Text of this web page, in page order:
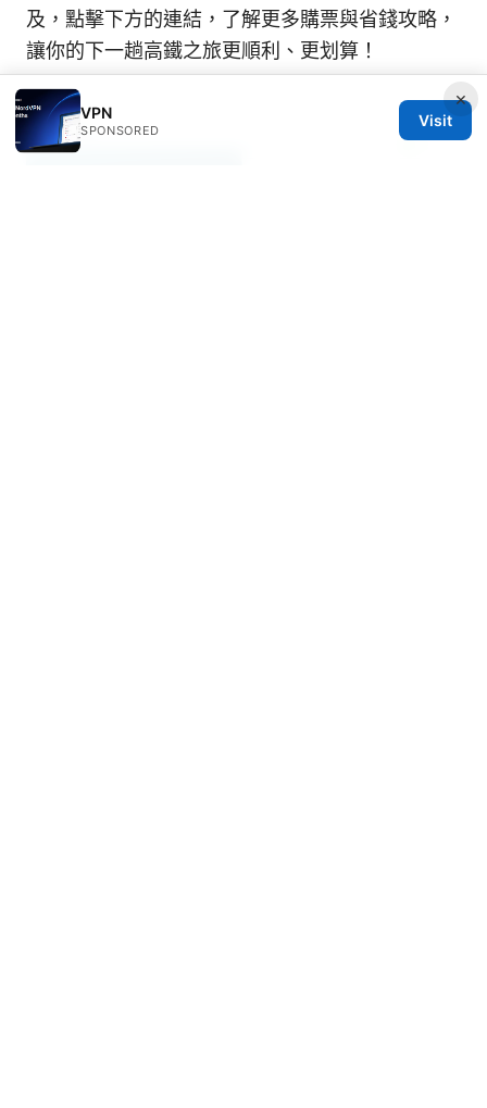
及，點擊下方的連結，了解更多購票與省錢攻略，
讓你的下一趟高鐵之旅更順利、更划算！
×
VPN
SPONSORED
Visit